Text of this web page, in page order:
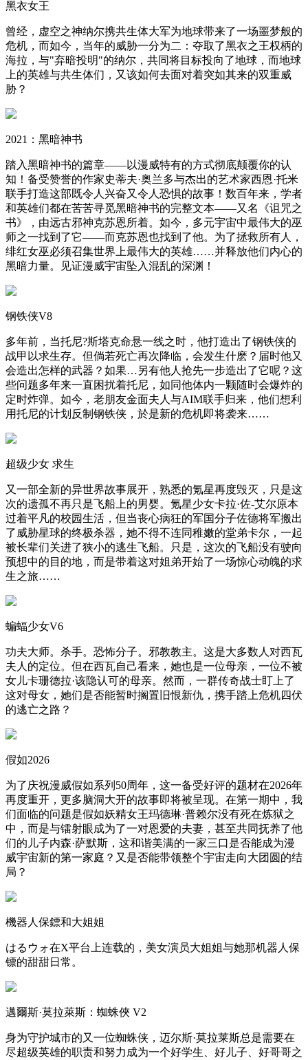
黑衣女王
曾经，虚空之神纳尔携共生体大军为地球带来了一场噩梦般的
危机，而如今，当年的威胁一分为二：夺取了黑衣之王权柄的
海拉，与"弃暗投明"的纳尔，共同将目标投向了地球，而地球
上的英雄与共生体们，又该如何去面对着突如其来的双重威
胁？
2021：黑暗神书
踏入黑暗神书的篇章——以漫威特有的方式彻底颠覆你的认
知！备受赞誉的作家史蒂夫·奥兰多与杰出的艺术家西恩·托米
联手打造这部既令人兴奋又令人恐惧的故事！数百年来，学者
和英雄们都在苦苦寻觅黑暗神书的完整文本——又名《诅咒之
书》，由远古邪神克苏恩所着。如今，多元宇宙中最伟大的巫
师之一找到了它——而克苏恩也找到了他。为了拯救所有人，
绯红女巫必须召集世界上最伟大的英雄……并释放他们内心的
黑暗力量。见证漫威宇宙坠入混乱的深渊！
钢铁侠V8
多年前，当托尼?斯塔克命悬一线之时，他打造出了钢铁侠的
战甲以求生存。但倘若死亡再次降临，会发生什麽？届时他又
会造出怎样的武器？如果…另有他人抢先一步造出了它呢？这
些问题多年来一直困扰着托尼，如同他体内一颗随时会爆炸的
定时炸弹。如今，老朋友金面夫人与AIM联手归来，他们想利
用托尼的计划反制钢铁侠，於是新的危机即将袭来……
超级少女 求生
又一部全新的异世界故事展开，熟悉的氪星再度毁灭，只是这
次的遗孤不再只是飞船上的男婴。氪星少女卡拉·佐-艾尔原本
过着平凡的校园生活，但当丧心病狂的军国分子佐德将军搬出
了威胁星球的终极杀器，她不得不连同稚嫩的堂弟卡尔，一起
被长辈们关进了狭小的逃生飞船。只是，这次的飞船没有驶向
预想中的目的地，而是带着这对姐弟开始了一场惊心动魄的求
生之旅……
蝙蝠少女V6
功夫大师。杀手。恐怖分子。邪教教主。这是大多数人对西瓦
夫人的定位。但在西瓦自己看来，她也是一位母亲，一位不被
女儿卡珊德拉·该隐认可的母亲。然而，一群传奇战士盯上了
这对母女，她们是否能暂时搁置旧恨新仇，携手踏上危机四伏
的逃亡之路？
假如2026
为了庆祝漫威假如系列50周年，这一备受好评的题材在2026年
再度重开，更多脑洞大开的故事即将被呈现。在第一期中，我
们面临的问题是假如妖精女王玛德琳·普赖尔没有死在炼狱之
中，而是与镭射眼成为了一对恩爱的夫妻，甚至共同抚养了他
们的儿子内森·萨默斯，这和谐美满的一家三口是否能成为漫
威宇宙新的第一家庭？又是否能带领整个宇宙走向大团圆的结
局？
機器人保鏢和大姐姐
はるウォ在X平台上连载的，美女演员大姐姐与她那机器人保
镖的甜甜日常。
邁爾斯·莫拉萊斯：蜘蛛俠 V2
身为守护城市的又一位蜘蛛侠，迈尔斯·莫拉莱斯总是需要在
尽超级英雄的职责和努力成为一个好学生、好儿子、好哥哥之